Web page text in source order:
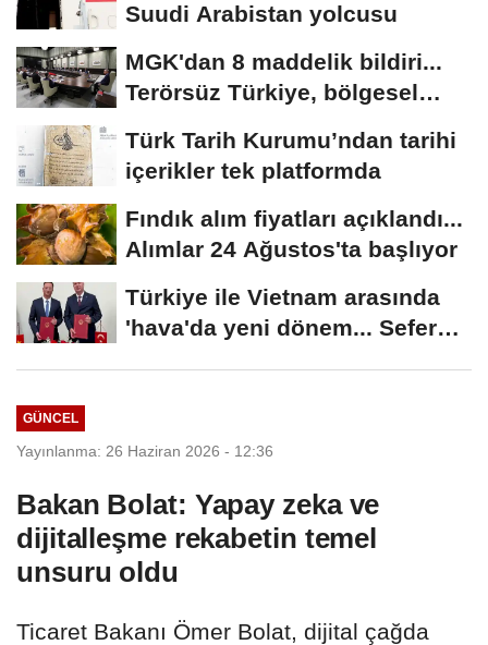
Suudi Arabistan yolcusu
MGK'dan 8 maddelik bildiri...
Terörsüz Türkiye, bölgesel
Türk Tarih Kurumu’ndan tarihi
içerikler tek platformda
Fındık alım fiyatları açıklandı...
Alımlar 24 Ağustos'ta başlıyor
Türkiye ile Vietnam arasında
'hava'da yeni dönem... Sefer
GÜNCEL
Yayınlanma: 26 Haziran 2026 - 12:36
Bakan Bolat: Yapay zeka ve
dijitalleşme rekabetin temel
unsuru oldu
Ticaret Bakanı Ömer Bolat, dijital çağda